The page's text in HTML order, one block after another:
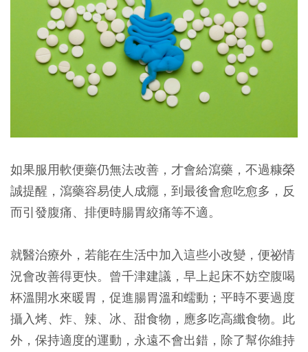
如果服用軟便藥仍無法改善，才會給瀉藥，不過糠榮
誠提醒，瀉藥容易使人成癮，到最後會愈吃愈多，反
而引發腹痛、排便時腸胃絞痛等不適。
就醫治療外，若能在生活中加入這些小改變，便祕情
況會改善得更快。曾千津建議，早上起床不妨空腹喝
杯溫開水來暖胃，促進腸胃溫和蠕動；平時不要過度
攝入烤、炸、辣、冰、甜食物，應多吃高纖食物。此
外，保持適度的運動，永遠不會出錯，除了幫你維持